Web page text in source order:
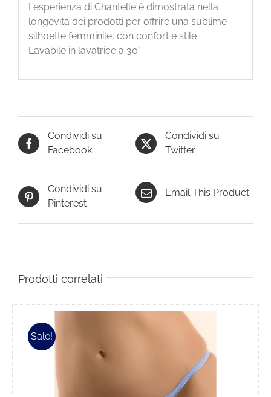
L’esperienza di Chantelle è dimostrata nella
longevità dei prodotti per offrire una sublime
silhoette femminile, con confort e stile
Lavabile in lavatrice a 30°
Condividi su
Facebook
Condividi su
Twitter
Condividi su
Pinterest
Email This Product
Prodotti correlati
Sale!